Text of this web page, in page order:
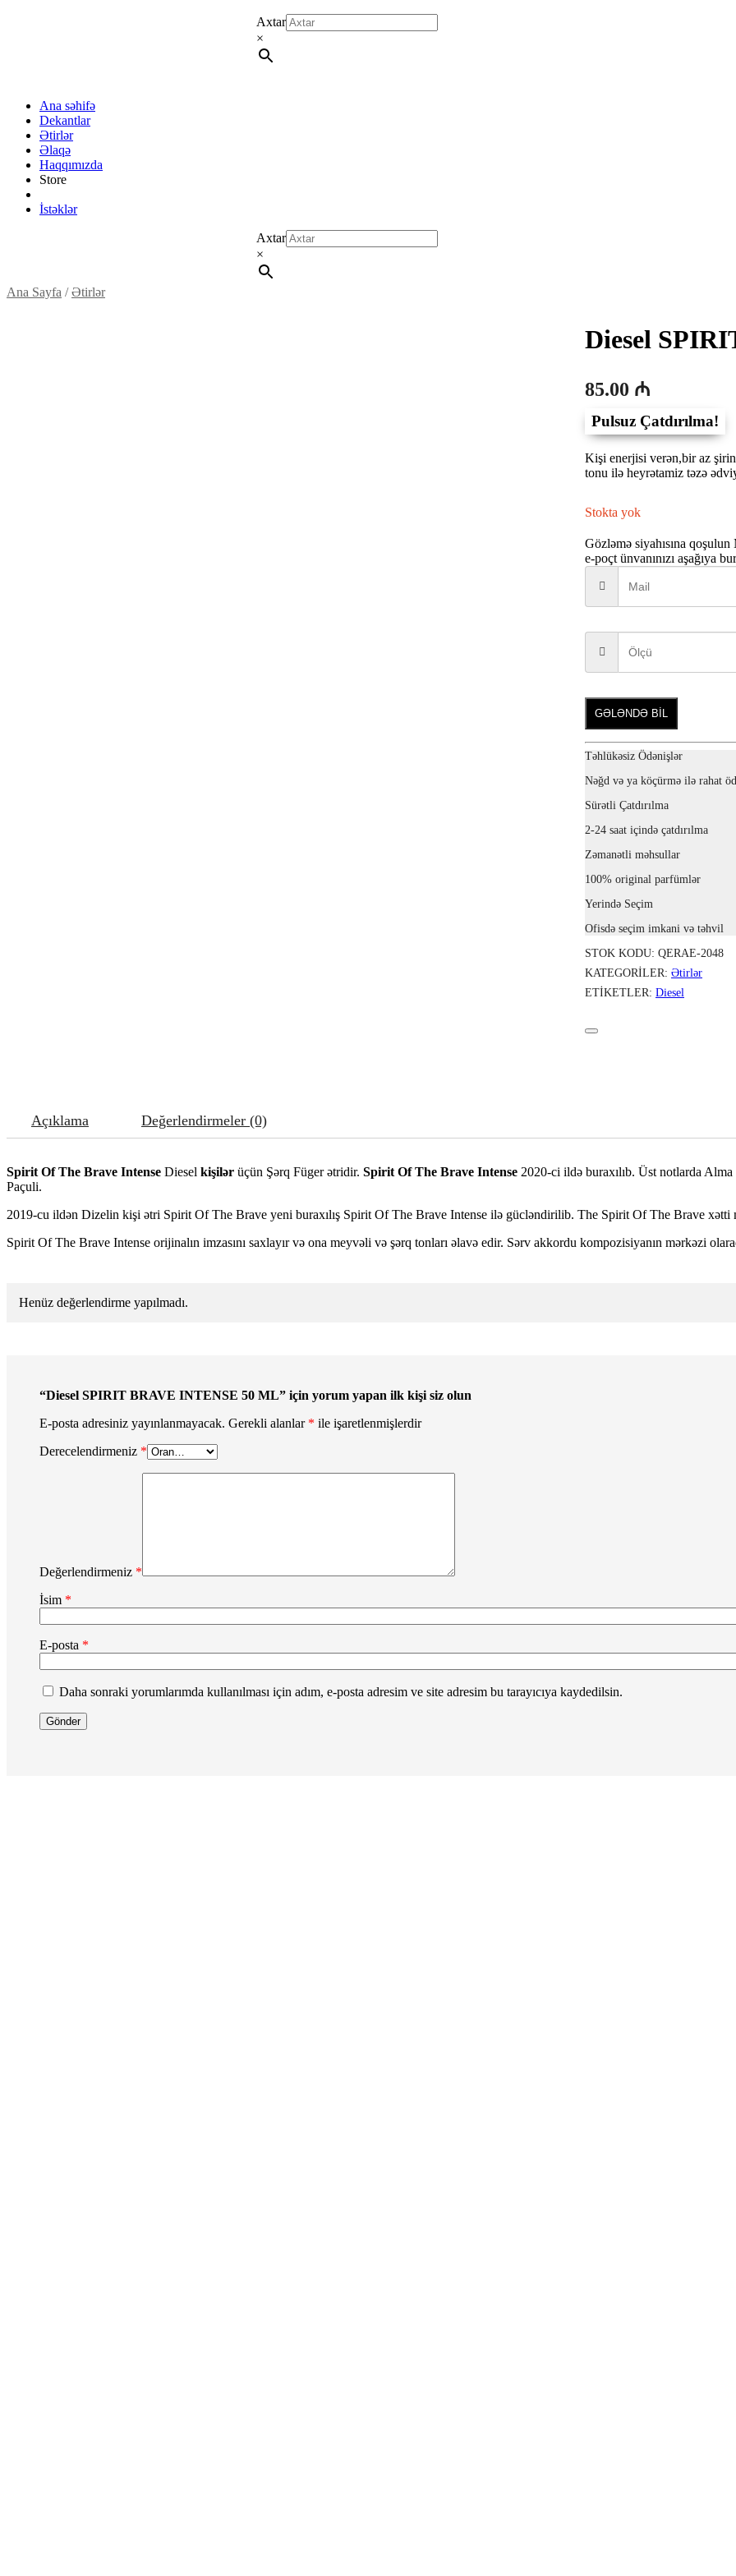
Axtar
×
Ana səhifə
Dekantlar
Ətirlər
Əlaqə
Haqqımızda
Store
İstəklər
Axtar
×
Ana Sayfa /Ətirlər
Diesel
85.00 ₼
Pulsuz Çatdırılma!
Kişi enerjisi verən,bir az
tonu ilə heyrətamiz təzə
Stokta yok
Gözləmə siyahısına qoşulun
e-poçt ünvanınızı aşağıya
GƏLƏNDƏ BİL
Təhlükəsiz Ödənişlər
Nəğd və ya köçürmə ilə rahat
Sürətli Çatdırılma
2-24 saat içində çatdırılma
Zəmanətli məhsullar
100% original parfümlər
Yerində Seçim
Ofisdə seçim imkani və təhvil
STOK KODU: QERAE-2048
KATEGORILER: Ətirlər
ETIKETLER: Diesel
Açıklama Değerlendirmeler (0)
Spirit Of The Brave Intense Diesel kişilər üçün Şərq Füger ətridir. Spirit Of The Brave Intense 2020-ci ildə buraxılıb. Üst notlarda
Paçuli.
2019-cu ildən Dizelin kişi ətri Spirit Of The Brave yeni buraxılış Spirit Of The Brave Intense ilə gücləndirilib. The Spirit Of The Brave xətti
Spirit Of The Brave Intense orijinalın imzasını saxlayır və ona meyvəli və şərq tonları əlavə edir. Sərv akkordu kompozisiyanın mərkəzi
Henüz değerlendirme yapılmadı.
“Diesel SPIRIT BRAVE INTENSE 50 ML” için yorum yapan ilk kişi siz olun
E-posta adresiniz yayınlanmayacak. Gerekli alanlar * ile işaretlenmişlerdir
Derecelendirmeniz *
Değerlendirmeniz *
İsim *
E-posta *
Daha sonraki yorumlarımda kullanılması için adım, e-posta adresim ve site adresim bu tarayıcıya kaydedilsin.